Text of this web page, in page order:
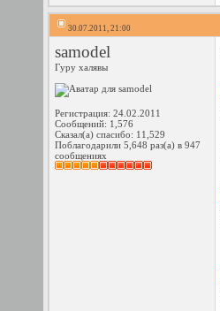
30.07.2011, 21:00
samodel
Гуру халявы
Регистрация: 24.02.2011
Сообщений: 1,576
Сказал(а) спасибо: 11,529
Поблагодарили 5,648 раз(а) в 947
сообщениях